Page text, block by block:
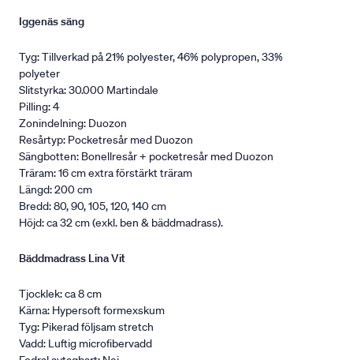
Iggenäs säng
Tyg: Tillverkad på 21% polyester, 46% polypropen, 33%
polyeter
Slitstyrka: 30.000 Martindale
Pilling: 4
Zonindelning: Duozon
Resårtyp: Pocketresår med Duozon
Sängbotten: Bonellresår + pocketresår med Duozon
Träram: 16 cm extra förstärkt träram
Längd: 200 cm
Bredd: 80, 90, 105, 120, 140 cm
Höjd: ca 32 cm (exkl. ben & bäddmadrass).
Bäddmadrass Lina Vit
Tjocklek: ca 8 cm
Kärna: Hypersoft formexskum
Tyg: Pikerad följsam stretch
Vadd: Luftig microfibervadd